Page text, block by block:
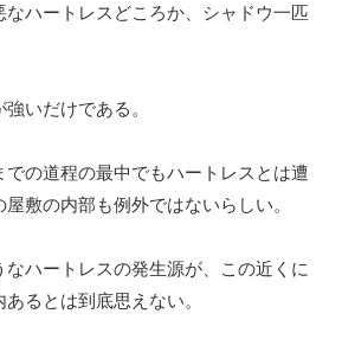
なハートレスどころか、シャドウ一匹
いだけである。
での道程の最中でもハートレスとは遭
敷の内部も例外ではないらしい。
なハートレスの発生源が、この近くに
るとは到底思えない。